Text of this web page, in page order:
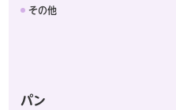
その他
パン